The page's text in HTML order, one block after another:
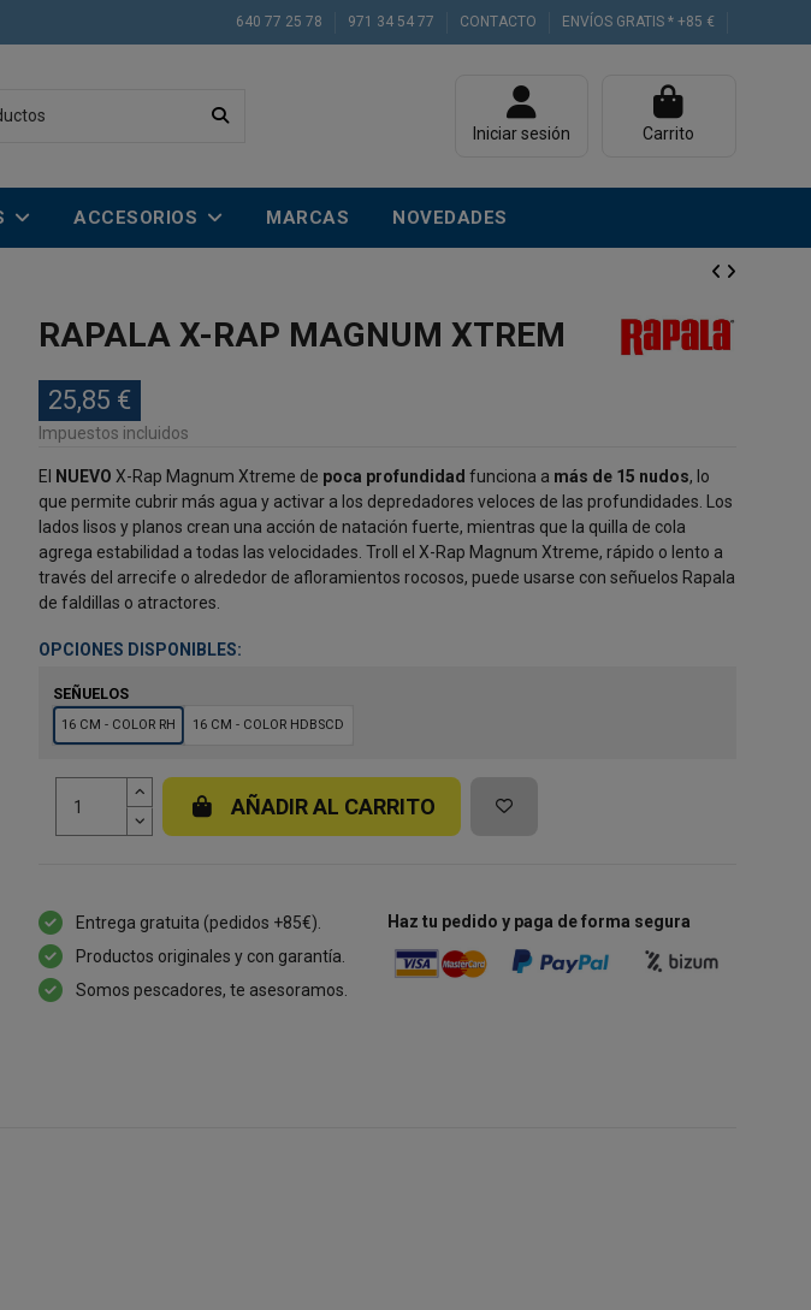
640 77 25 78 971 34 54 77 CONTACTO ENVÍOS GRATIS * +85 €
Iniciar sesión Carrito
ACCESORIOS MARCAS NOVEDADES
RAPALA X-RAP MAGNUM XTREM
25,85 €
Impuestos incluidos
El NUEVO X-Rap Magnum Xtreme de poca profundidad funciona a más de 15 nudos, lo
que permite cubrir más agua y activar a los depredadores veloces de las profundidades. Los
lados lisos y planos crean una acción de natación fuerte, mientras que la quilla de cola
agrega estabilidad a todas las velocidades. Troll el X-Rap Magnum Xtreme, rápido o lento a
través del arrecife o alrededor de afloramientos rocosos, puede usarse con señuelos Rapala
de faldillas o atractores.
OPCIONES DISPONIBLES:
SEÑUELOS
16 CM - COLOR RH 16 CM - COLOR HDBSCD
AÑADIR AL CARRITO
Entrega gratuita (pedidos +85€).
Productos originales y con garantía.
Somos pescadores, te asesoramos.
Haz tu pedido y paga de forma segura